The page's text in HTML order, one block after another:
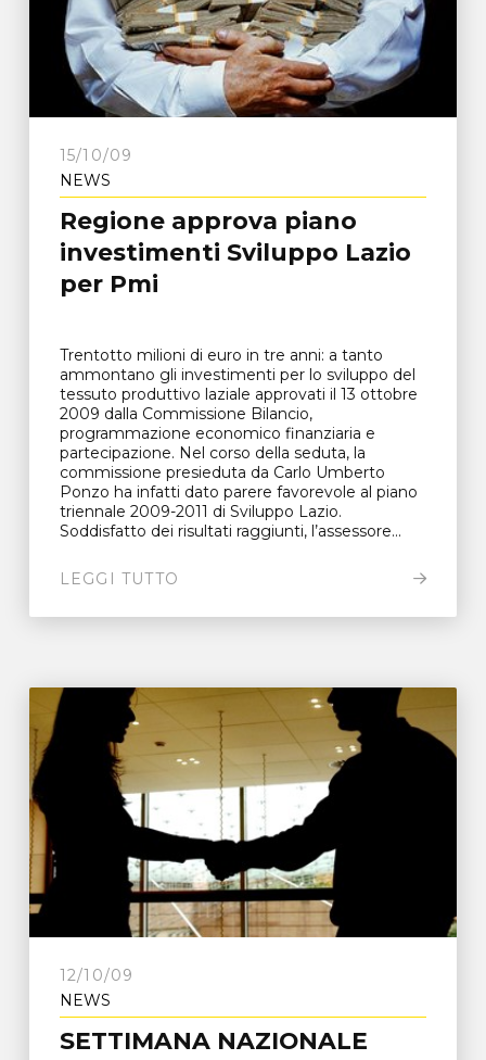
15/10/09
NEWS
Regione approva piano
investimenti Sviluppo Lazio
per Pmi
Trentotto milioni di euro in tre anni: a tanto
ammontano gli investimenti per lo sviluppo del
tessuto produttivo laziale approvati il 13 ottobre
2009 dalla Commissione Bilancio,
programmazione economico finanziaria e
partecipazione. Nel corso della seduta, la
commissione presieduta da Carlo Umberto
Ponzo ha infatti dato parere favorevole al piano
triennale 2009-2011 di Sviluppo Lazio.
Soddisfatto dei risultati raggiunti, l’assessore...
LEGGI TUTTO
12/10/09
NEWS
SETTIMANA NAZIONALE